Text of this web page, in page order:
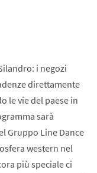
i negozi
direttamente
le vie del paese in
sarà
Gruppo Line Dance
western nel
più speciale ci